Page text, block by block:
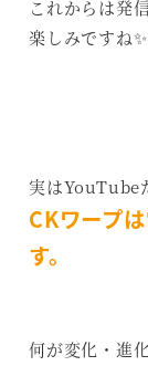
これからは発
楽しみですね✨
実はYouTube
CKワープ
す。
何が変化・進